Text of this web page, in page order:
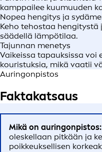
kamppailee kuumuuden
Nopea hengitys ja
Keho tehostaa hengitystä
säädellä lämpötilaa.
Tajunnan menetys
Vaikeissa tapauksissa voi
kouristuksia, mikä vaatii
Auringonpistos
Faktakatsaus
Mikä on auringonpistos:
oleskellaan pitkään ja
poikkeuksellisen